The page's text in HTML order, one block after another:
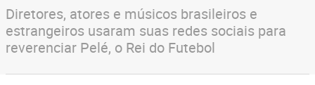
Diretores, atores e músicos brasileiros e
estrangeiros usaram suas redes sociais para
reverenciar Pelé, o Rei do Futebol